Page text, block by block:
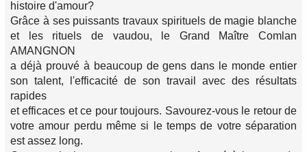
histoire d'amour?
Grâce à ses puissants travaux spirituels de magie blanche
et les rituels de vaudou, le Grand Maître Comlan
AMANGNON
a déjà prouvé à beaucoup de gens dans le monde entier
son talent, l'efficacité de son travail avec des résultats
rapides
et efficaces et ce pour toujours. Savourez-vous le retour de
votre amour perdu même si le temps de votre séparation
est assez long.